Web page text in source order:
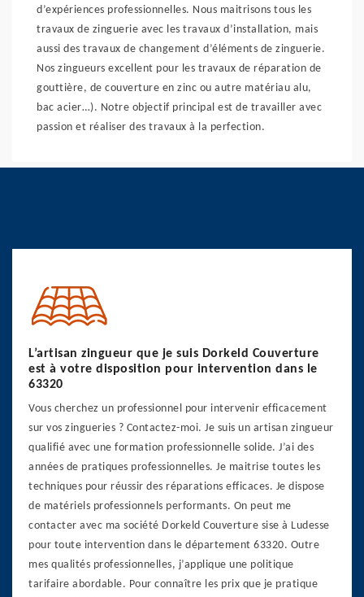
d’expériences professionnelles. Nous maitrisons tous les
travaux de zinguerie avec les travaux d’installation, mais
aussi des travaux de changement d’éléments de zinguerie.
Nos zingueurs excellent pour les travaux de réparation de
gouttière, de couverture en zinc ou autre matériau alu,
bac acier…). Notre objectif principal est de travailler avec
passion et réaliser des travaux à la perfection.
L’artisan zingueur que je suis Dorkeld Couverture
est à votre disposition pour intervention dans le
63320
Vous cherchez un professionnel pour intervenir efficacement
sur vos zingueries ? Contactez-moi. Je suis un artisan zingueur
qualifié avec une formation professionnelle solide. J’ai des
années de pratiques professionnelles. Je maitrise toutes les
techniques pour réussir des réparations efficaces. Je dispose
de matériels professionnels performants. On peut me
contacter avec ma société Dorkeld Couverture sise à Ludesse
pour toute intervention dans le département 63320. Outre
mes qualités professionnelles, j’applique une politique
tarifaire abordable. Pour connaître les prix que je pratique